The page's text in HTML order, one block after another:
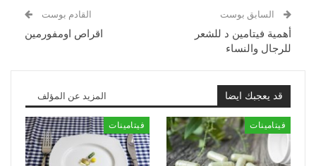
السابق بوست
أهمية فيتامين د للشعر
للرجال والنساء
القادم بوست
اقراص اومفورمين
قد يعجبك ايضا المزيد عن المؤلف
فيتامينات فيتامينات